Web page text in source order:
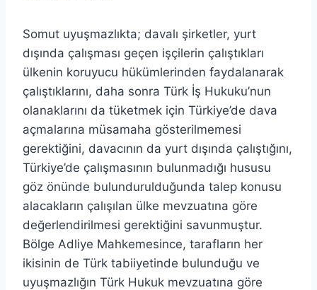
Somut uyuşmazlıkta; davalı şirketler, yurt
dışında çalışması geçen işçilerin çalıştıkları
ülkenin koruyucu hükümlerinden faydalanarak
çalıştıklarını, daha sonra Türk İş Hukuku’nun
olanaklarını da tüketmek için Türkiye’de dava
açmalarına müsamaha gösterilmemesi
gerektiğini, davacının da yurt dışında çalıştığını,
Türkiye’de çalışmasının bulunmadığı hususu
göz önünde bulundurulduğunda talep konusu
alacakların çalışılan ülke mevzuatına göre
değerlendirilmesi gerektiğini savunmuştur.
Bölge Adliye Mahkemesince, tarafların her
ikisinin de Türk tabiiyetinde bulunduğu ve
uyuşmazlığın Türk Hukuk mevzuatına göre